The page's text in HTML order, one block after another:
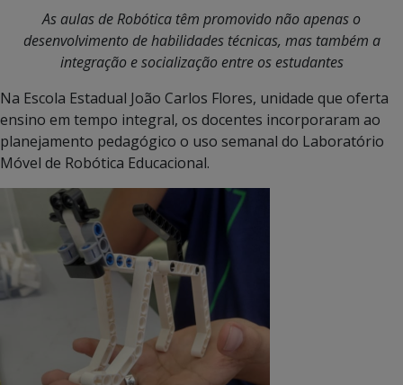
As aulas de Robótica têm promovido não apenas o
desenvolvimento de habilidades técnicas, mas também a
integração e socialização entre os estudantes
Na Escola Estadual João Carlos Flores, unidade que oferta
ensino em tempo integral, os docentes incorporaram ao
planejamento pedagógico o uso semanal do Laboratório
Móvel de Robótica Educacional.